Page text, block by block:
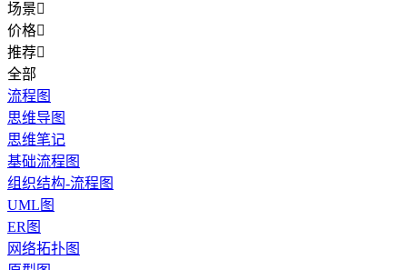
场景
价格
推荐
全部
流程图
思维导图
思维笔记
基础流程图
组织结构-流程图
UML图
ER图
网络拓扑图